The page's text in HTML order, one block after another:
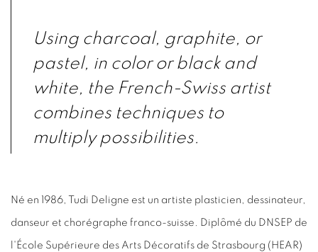
Using charcoal, graphite, or
pastel, in color or black and
white, the French-Swiss artist
combines techniques to
multiply possibilities.
Né en 1986, Tudi Deligne est un artiste plasticien, dessinateur,
danseur et chorégraphe franco-suisse. Diplômé du DNSEP de
l'École Supérieure des Arts Décoratifs de Strasbourg (HEAR)